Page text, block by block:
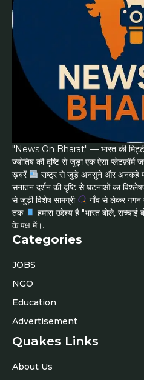
"News On Bharat" — भारत की
ज्योतिष की दृष्टि से जुड़ा एक ऐसा प्लेटफ़ॉर्म
ख़बरें
राष्ट्र से जुड़े अनसुने और अनकहे
सनातन दर्शन की दृष्टि से घटनाओं का
से जुड़ी विशेष सामग्री
गाँव से लेकर
तक
हमारा उद्देश्य है "भारत बोले,
के पक्ष में।.
Categories
JOBS
NGO
Education
Advertisement
Quakes Links
About Us